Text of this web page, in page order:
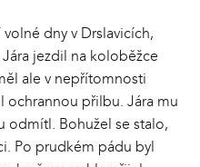
dny v Drslavicích,
jezdil na koloběžce
ale v nepřítomnosti
ochrannou přilbu. Jára mu
odmítl. Bohužel se stalo,
Po prudkém pádu byl